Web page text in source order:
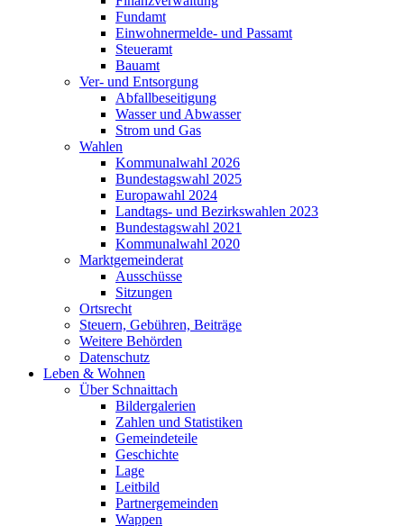
Fundamt
Einwohnermelde- und Passamt
Steueramt
Bauamt
Ver- und Entsorgung
Abfallbeseitigung
Wasser und Abwasser
Strom und Gas
Wahlen
Kommunalwahl 2026
Bundestagswahl 2025
Europawahl 2024
Landtags- und Bezirkswahlen 2023
Bundestagswahl 2021
Kommunalwahl 2020
Marktgemeinderat
Ausschüsse
Sitzungen
Ortsrecht
Steuern, Gebühren, Beiträge
Weitere Behörden
Datenschutz
Leben & Wohnen
Über Schnaittach
Bildergalerien
Zahlen und Statistiken
Gemeindeteile
Geschichte
Lage
Leitbild
Partnergemeinden
Wappen